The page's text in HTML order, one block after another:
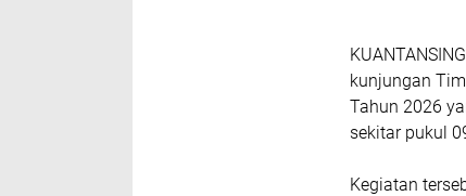
kunjungan
Tahun 2026
sekitar pukul
Kegiatan